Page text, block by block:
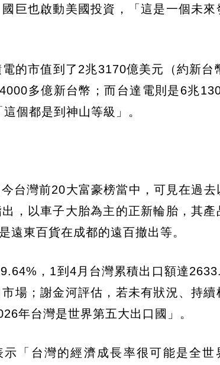
巨也啟動美國投資，「這是一個未來
的市值到了2兆3170億美元（約新台
多億新台幣；而台達電則是6兆
個都是到神山等級」。
台灣前20大富豪榜當中，可見在過去
，以車子大胎為主的正新輪胎，其產
遠東百貨在成都的遠百撤出等。
，1到4月台灣累積出口額達
場；謝金河評估，若未有狀況、持續
年台灣是世界第五大出口國」。
「台灣的經濟成長率很可能是全世